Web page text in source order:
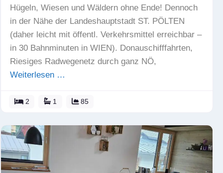
Hügeln, Wiesen und Wäldern ohne Ende! Dennoch
in der Nähe der Landeshauptstadt ST. PÖLTEN
(daher leicht mit öffentl. Verkehrsmittel erreichbar –
in 30 Bahnminuten in WIEN). Donauschifffahrten,
Riesiges Radwegenetz durch ganz NÖ,
Weiterlesen …
2 1 85